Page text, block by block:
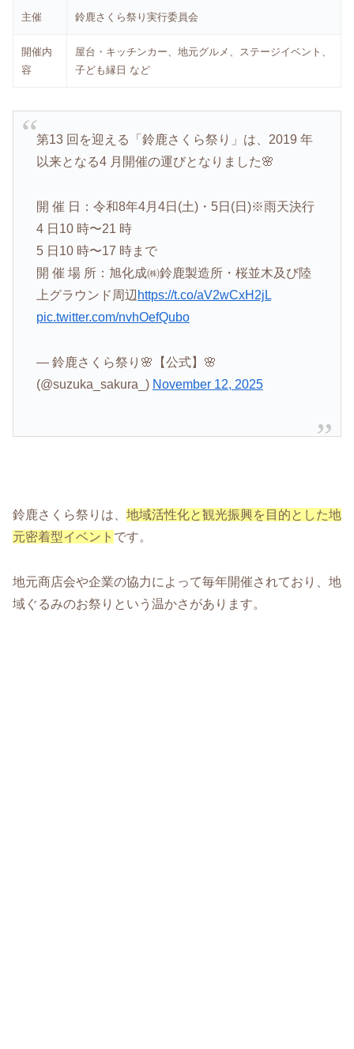
主催 鈴鹿さくら祭り実行委員会
開催内
容
屋台・キッチンカー、地元グルメ、ステージイベント、
子ども縁日 など
第13 回を迎える「鈴鹿さくら祭り」は、2019 年
以来となる4 月開催の運びとなりました🌸
開 催 日：令和8年4月4日(土)・5日(日)※雨天決行
4 日10 時〜21 時
5 日10 時〜17 時まで
開 催 場 所：旭化成㈱鈴鹿製造所・桜並木及び陸
上グラウンド周辺 https://t.co/aV2wCxH2jL
pic.twitter.com/nvhOefQubo
— 鈴鹿さくら祭り🌸【公式】🌸
(@suzuka_sakura_) November 12, 2025
鈴鹿さくら祭りは、 地域活性化と観光振興を目的とした地
元密着型イベント です。
地元商店会や企業の協力によって毎年開催されており、地
域ぐるみのお祭りという温かさがあります。